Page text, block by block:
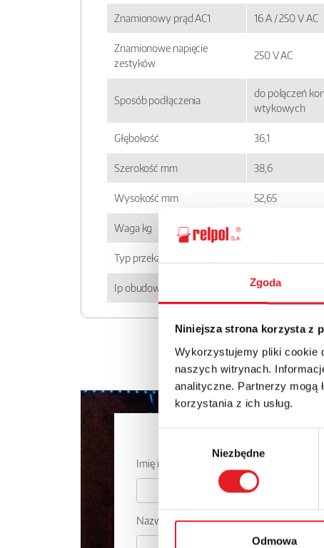
Zgoda
Niniejsza strona korzysta z
Wykorzystujemy pliki cookie
naszych witrynach.
analityczne. Partnerzy mogą
korzystania z ich usług.
Niezbędne
Odmowa
Znamionowy prąd AC1 16 A / 250 V AC
Znamionowe napięcie
zestyków
250 V AC
Sposób podłączenia
do połączeń
wtykowych
Głębokość 36,1
Szerokość mm 38,6
Wysokość mm 52,65
Waga kg
Typ przekaźnika
Ip obudowy IP 00
Zapytaj o
Imię i nazwisko: *
Nazwa firmy: